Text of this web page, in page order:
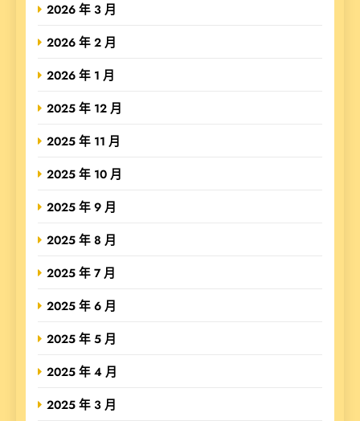
2026 年 3 月
2026 年 2 月
2026 年 1 月
2025 年 12 月
2025 年 11 月
2025 年 10 月
2025 年 9 月
2025 年 8 月
2025 年 7 月
2025 年 6 月
2025 年 5 月
2025 年 4 月
2025 年 3 月